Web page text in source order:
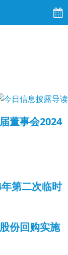
董事会2024
第二次临时
份回购实施